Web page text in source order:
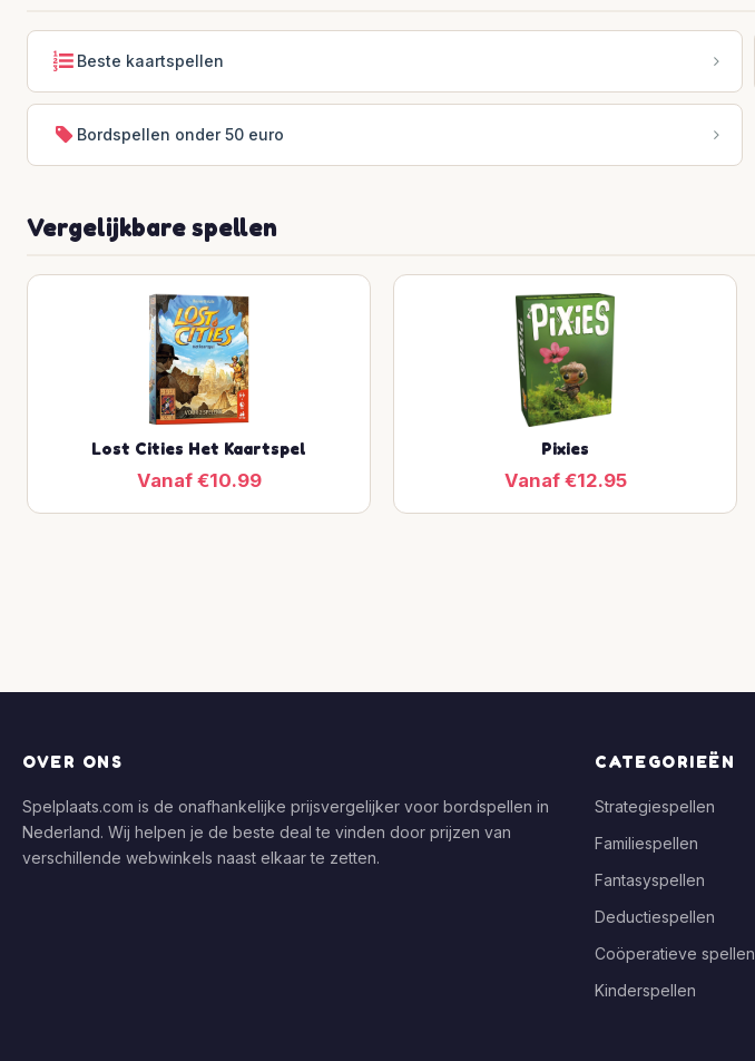
Beste kaartspellen
Bordspellen onder 50 euro
Vergelijkbare spellen
Lost Cities Het Kaartspel
Vanaf €10.99
Pixies
Vanaf €12.95
OVER ONS
Spelplaats.com is de onafhankelijke prijsvergelijker voor bordspellen in
Nederland. Wij helpen je de beste deal te vinden door prijzen van
verschillende webwinkels naast elkaar te zetten.
CATEGORIEËN
Strategiespellen
Familiespellen
Fantasyspellen
Deductiespellen
Coöperatieve spellen
Kinderspellen